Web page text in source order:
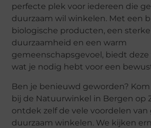
perfecte plek voor iedereen die
duurzaam wil winkelen. Met een
biologische producten, een
duurzaamheid en een warm
gemeenschapsgevoel, biedt deze
wat je nodig hebt voor een
Ben je benieuwd geworden?
bij de Natuurwinkel in Bergen op
ontdek zelf de vele voordelen van
duurzaam winkelen. We kijken